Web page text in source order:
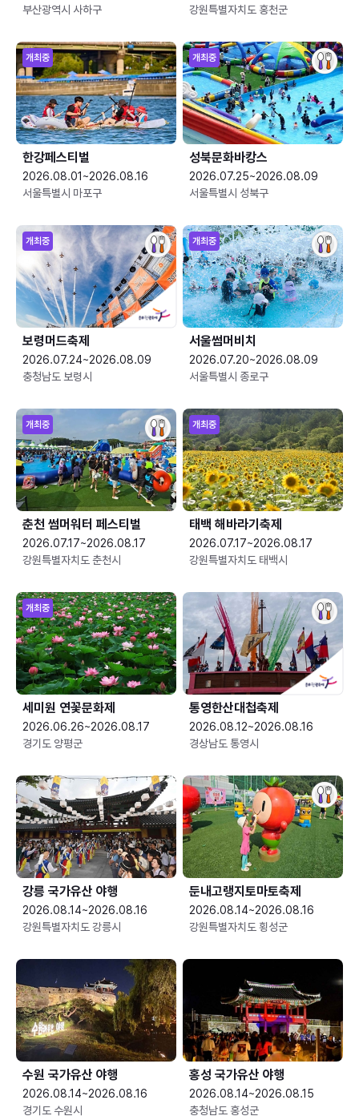
부산광역시 사하구
강원특별자치도 홍천군
개최중
한강페스티벌
2026.08.01~2026.08.16
서울특별시 마포구
개최중
성북문화바캉스
2026.07.25~2026.08.09
서울특별시 성북구
개최중
보령머드축제
2026.07.24~2026.08.09
충청남도 보령시
개최중
서울썸머비치
2026.07.20~2026.08.09
서울특별시 종로구
개최중
춘천 썸머워터 페스티벌
2026.07.17~2026.08.17
강원특별자치도 춘천시
개최중
태백 해바라기축제
2026.07.17~2026.08.17
강원특별자치도 태백시
개최중
세미원 연꽃문화제
2026.06.26~2026.08.17
경기도 양평군
통영한산대첩축제
2026.08.12~2026.08.16
경상남도 통영시
강릉 국가유산 야행
2026.08.14~2026.08.16
강원특별자치도 강릉시
둔내고랭지토마토축제
2026.08.14~2026.08.16
강원특별자치도 횡성군
수원 국가유산 야행
2026.08.14~2026.08.16
경기도 수원시
홍성 국가유산 야행
2026.08.14~2026.08.15
충청남도 홍성군